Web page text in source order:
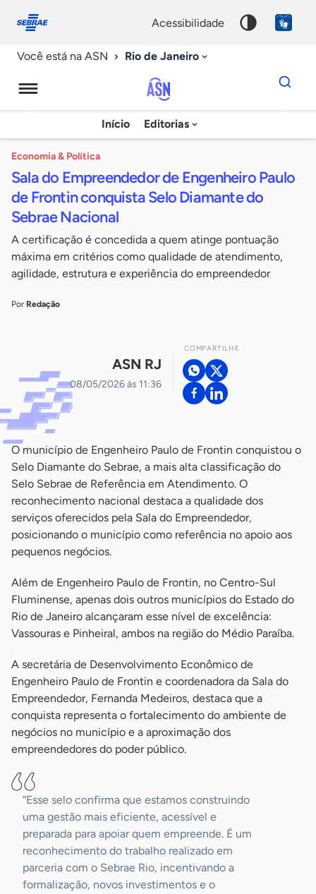
conosco
acessibilidade
Você está na ASN Rio de Janeiro
Agência
Sebrae
Notícias
Início Editorias
Dados
para
chave
Economia & Política
Sala do Empreendedor de Engenheiro Paulo
de Frontin conquista Selo Diamante do
Sebrae Nacional
A certificação é concedida a quem atinge pontuação
máxima em critérios como qualidade de atendimento,
agilidade, estrutura e experiência do empreendedor
Por Redação
ASN RJ
08/05/2026 às 11:36
COMPARTILHE
O município de Engenheiro Paulo de Frontin conquistou o
Selo Diamante do Sebrae, a mais alta classificação do
Selo Sebrae de Referência em Atendimento. O
reconhecimento nacional destaca a qualidade dos
serviços oferecidos pela Sala do Empreendedor,
posicionando o município como referência no apoio aos
pequenos negócios.
Além de Engenheiro Paulo de Frontin, no Centro-Sul
Fluminense, apenas dois outros municípios do Estado do
Rio de Janeiro alcançaram esse nível de excelência:
Vassouras e Pinheiral, ambos na região do Médio Paraíba.
A secretária de Desenvolvimento Econômico de
Engenheiro Paulo de Frontin e coordenadora da Sala do
Empreendedor, Fernanda Medeiros, destaca que a
conquista representa o fortalecimento do ambiente de
negócios no município e a aproximação dos
empreendedores do poder público.
“Esse selo confirma que estamos construindo
uma gestão mais eficiente, acessível e
preparada para apoiar quem empreende. É um
reconhecimento do trabalho realizado em
parceria com o Sebrae Rio, incentivando a
formalização, novos investimentos e o